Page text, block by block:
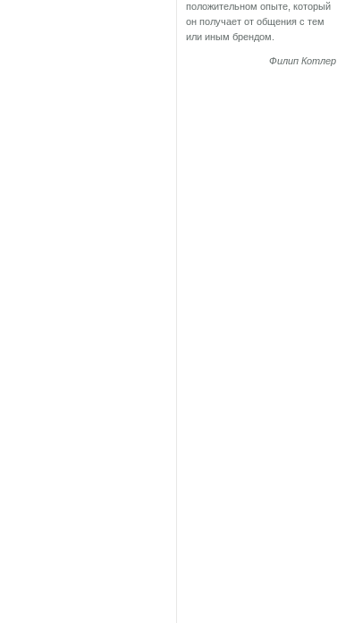
положительном опыте, который
он получает от общения с тем
или иным брендом.
Филип Котлер